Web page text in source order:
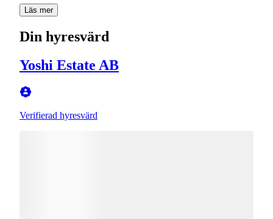
Läs mer
Din hyresvärd
Yoshi Estate AB
Verifierad hyresvärd